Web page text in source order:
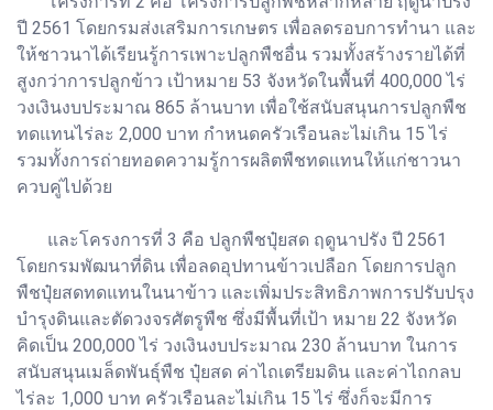
ปี 2561 โดยกรมส่งเสริมการเกษตร เพื่อลดรอบการทำนา และ
ให้ชาวนาได้เรียนรู้การเพาะปลูกพืชอื่น รวมทั้งสร้างรายได้ที่
สูงกว่าการปลูกข้าว เป้าหมาย 53 จังหวัดในพื้นที่ 400,000 ไร่
วงเงินงบประมาณ 865 ล้านบาท เพื่อใช้สนับสนุนการปลูกพืช
ทดแทนไร่ละ 2,000 บาท กำหนดครัวเรือนละไม่เกิน 15 ไร่
รวมทั้งการถ่ายทอดความรู้การผลิตพืชทดแทนให้แก่ชาวนา
ควบคู่ไปด้วย
และโครงการที่ 3 คือ ปลูกพืชปุ๋ยสด ฤดูนาปรัง ปี 2561
โดยกรมพัฒนาที่ดิน เพื่อลดอุปทานข้าวเปลือก โดยการปลูก
พืชปุ๋ยสดทดแทนในนาข้าว และเพิ่มประสิทธิภาพการปรับปรุง
บำรุงดินและตัดวงจรศัตรูพืช ซึ่งมีพื้นที่เป้า หมาย 22 จังหวัด
คิดเป็น 200,000 ไร่ วงเงินงบประมาณ 230 ล้านบาท ในการ
สนับสนุนเมล็ดพันธุ์พืช ปุ๋ยสด ค่าไถเตรียมดิน และค่าไถกลบ
ไร่ละ 1,000 บาท ครัวเรือนละไม่เกิน 15 ไร่ ซึ่งก็จะมีการ